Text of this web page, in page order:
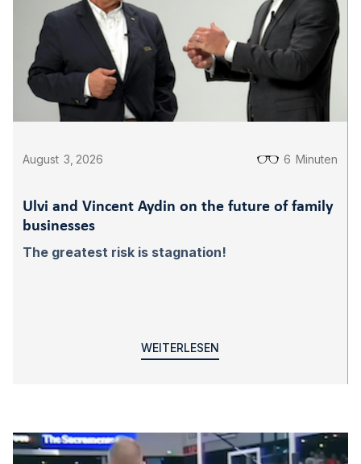
August 3 2026 6 Minuten
Ulvi and Vincent Aydin on the future of family
businesses
The greatest risk is stagnation!
WEITERLESEN